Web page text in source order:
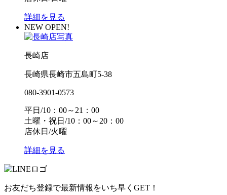
詳細を見る
NEW OPEN!
長崎店
長崎県長崎市五島町5-38
080-3901-0573
平日/10：00～21：00
土曜・祝日/10：00～20：00
店休日/火曜
詳細を見る
お友だち登録で最新情報をいち早くGET！